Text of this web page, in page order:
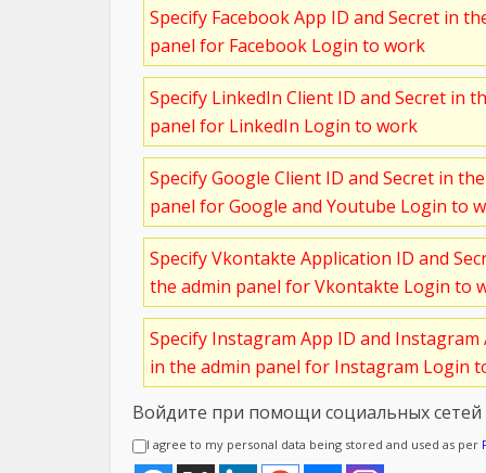
Specify Facebook App ID and Secret in
panel for Facebook Login to work
Specify LinkedIn Client ID and Secret in
panel for LinkedIn Login to work
Specify Google Client ID and Secret in
panel for Google and Youtube Login to
Specify Vkontakte Application ID and
the admin panel for Vkontakte Login to
Specify Instagram App ID and
in the admin panel for Instagram Login
Войдите при помощи социальных сетей
I agree to my personal data being stored and used as per